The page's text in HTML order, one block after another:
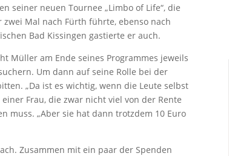
seiner neuen Tournee „Limbo of Life“, die
Mal nach Fürth führte, ebenso nach
Bad Kissingen gastierte er auch.
Müller am Ende seines Programmes jeweils
Um dann auf seine Rolle bei der
„Da ist es wichtig, wenn die Leute selbst
Frau, die zwar nicht viel von der Rente
muss. „Aber sie hat dann trotzdem 10 Euro
Zusammen mit ein paar der Spenden